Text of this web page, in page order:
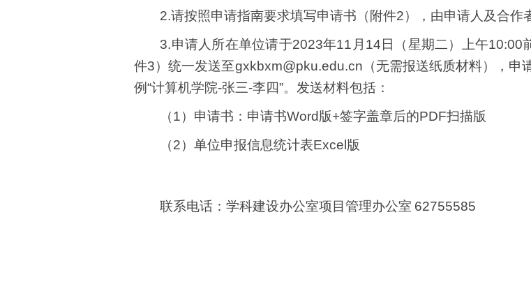
2.请按照申请指南要求填写申请书（附件2），由申请人及合作
3.申请人所在单位请于2023年11 月 14日（星期二）上午10:00
件3）统一发送至gxkbxm@pku.edu.cn （无需报送纸质材料） ，申
例“计算机学院-张三-李四”。发送材料包括：
（1） 申请书：申请书Word版+签字盖章后的PDF扫描版
（2）单位申报信息统计表Excel版
联系电话：学科建设办公室项目管理办公室 62755585